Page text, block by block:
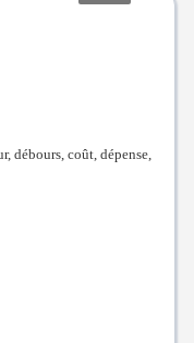
débours, coût, dépense,